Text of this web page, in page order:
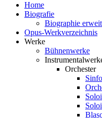
Home
Biografie
Biographie
Opus-Werkverzeichnis
Werke
Bühnenwerke
Orchester